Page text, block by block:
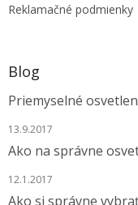
Reklamačné podmienky
Blog
Priemyselné
13.9.2017
Ako na správne
12.1.2017
Ako si správne